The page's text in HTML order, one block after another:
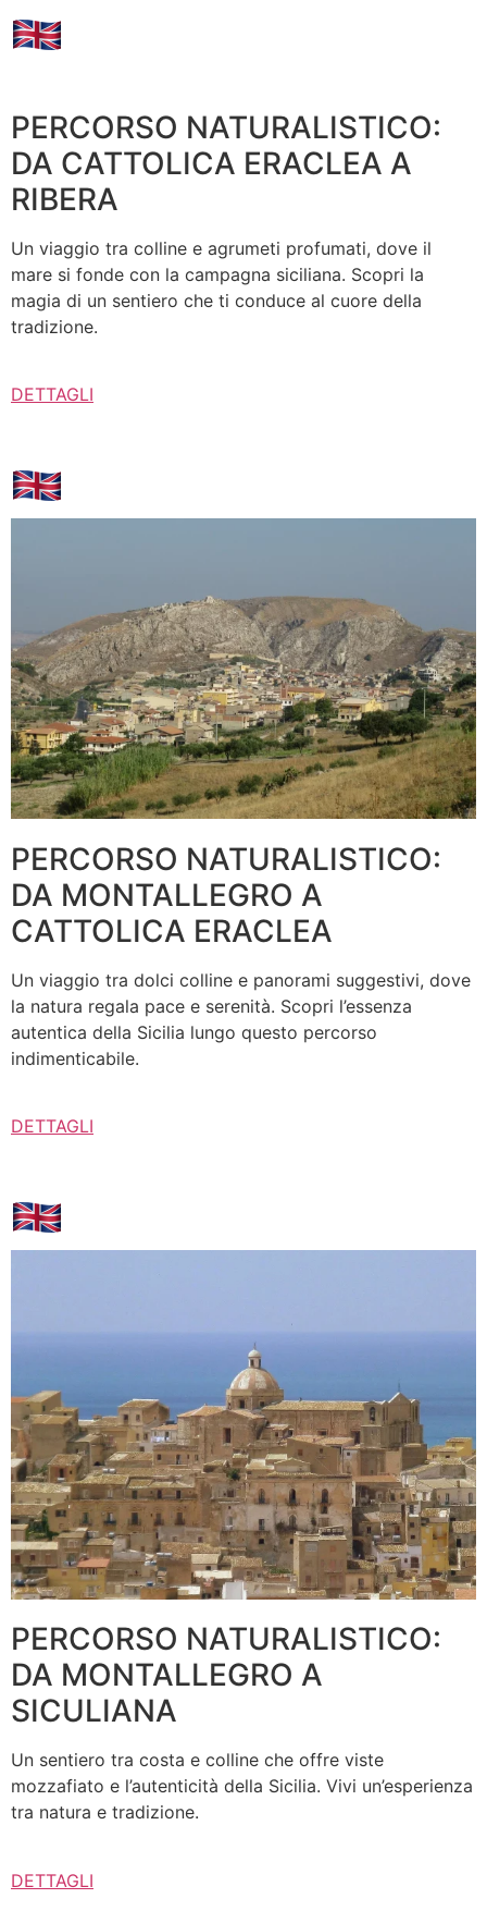
PERCORSO NATURALISTICO:
DA CATTOLICA ERACLEA A
RIBERA
Un viaggio tra colline e agrumeti profumati, dove il
mare si fonde con la campagna siciliana. Scopri la
magia di un sentiero che ti conduce al cuore della
tradizione.
DETTAGLI
PERCORSO NATURALISTICO:
DA MONTALLEGRO A
CATTOLICA ERACLEA
Un viaggio tra dolci colline e panorami suggestivi, dove
la natura regala pace e serenità. Scopri l’essenza
autentica della Sicilia lungo questo percorso
indimenticabile.
DETTAGLI
PERCORSO NATURALISTICO:
DA MONTALLEGRO A
SICULIANA
Un sentiero tra costa e colline che offre viste
mozzafiato e l’autenticità della Sicilia. Vivi un’esperienza
tra natura e tradizione.
DETTAGLI